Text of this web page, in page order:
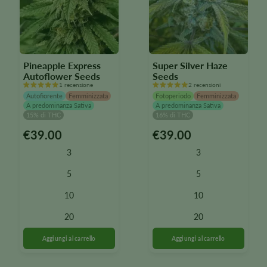
Pineapple Express
Autoflower Seeds
1 recensione
Autofiorente
Femminizzata
A predominanza Sativa
15% di THC
€39.00
3
5
10
20
Questo
opzioni
possono
Super Silver Haze
Seeds
2 recensioni
Fotoperiodo
Femminizzata
A predominanza Sativa
16% di THC
€39.00
3
5
10
20
Questo
opzioni
possono